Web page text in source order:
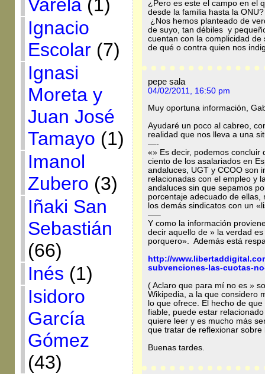
Varela(1)
Ignacio
Escolar(7)
Ignasi
Moreta y
Juan José
Tamayo (1)
Imanol
Zubero (3)
Iñaki San
Sebastián
(66)
Inés (1)
Isidoro
García
Gómez
(43)
¿Pero es este el campo en el
desde la familia hasta la ONU?
¿Nos hemos planteado de
de suyo, tan débiles y
cuentan con la complicidad
de qué o contra quien nos
pepe sala
04/02/2011, 16:50 pm
Muy oportuna información,
Ayudaré un poco al cabreo,
realidad que nos lleva a una
—-
«» Es decir, podemos
ciento de los asalariados en
andaluces, UGT y CCOO son
relacionadas con el empleo y
andaluces sin que sepamos
porcentaje adecuado de
los demás sindicatos con un
—–
Y como la información
decir aquello de » la verdad
porquero». Además está
http://
subvenciones-las-cuotas-
( Aclaro que para mí no es »
Wikipedia, a la que considero
lo que ofrece. El hecho de
fiable, puede estar
quiere leer y es mucho más
que tratar de reflexionar
Buenas tardes.